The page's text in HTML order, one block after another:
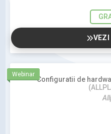
VEZI
Webinar
Configuratii de